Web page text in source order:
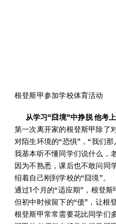
根登斯甲参加学校体育活动
从学习“囧境”中挣脱 他考上
第一次离开家的根登斯甲除了
对陌生环境的“恐惧”，“我们
我基本听不懂同学们说什么，
因为不熟悉，课后也不敢问同
绍着自己刚到学校的“囧境”。
通过1个月的“适应期”，根登
但初中时候留下的“债”，让根
根登斯甲常常需要花比同学们